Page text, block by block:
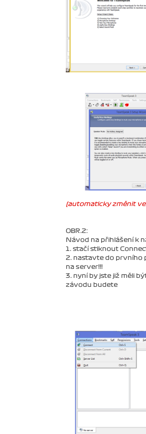
(automaticky změnit
OBR.2:
Návod na přihlášení k
1. stačí stiknout
2. nastavte do prvního
na server!!!
3. nyní by jste již měli
závodu budete